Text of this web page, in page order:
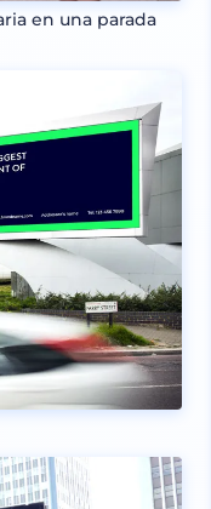
en una parada